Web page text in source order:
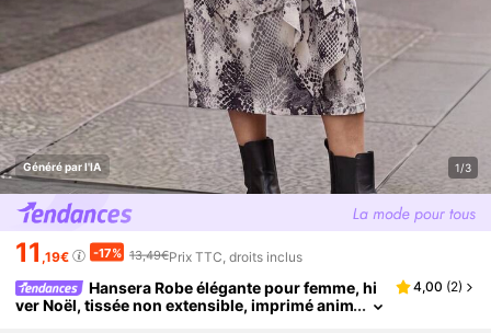
Généré par l'IA 1/3
11 ,19€ -17% 13,49€Prix TTC, droits inclus
Hansera Robe élégante pour femme, hi
ver Noël, tissée non extensible, imprimé anim
4,00 (2)